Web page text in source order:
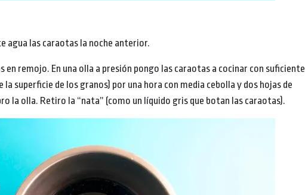
agua las caraotas la noche anterior.
en remojo. En una olla a presión pongo las caraotas a cocinar con suficiente
la superficie de los granos) por una hora con media cebolla y dos hojas de
la olla. Retiro la “nata” (como un líquido gris que botan las caraotas).